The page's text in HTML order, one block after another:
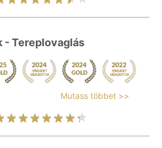
- Tereplovaglás
Mutass többet >>